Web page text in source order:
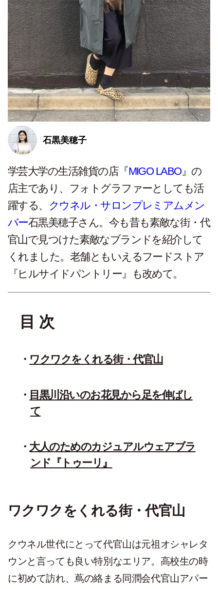
石黒美穂子
学芸大学の生活雑貨の店『MIGO LABO』の
店主であり、フォトグラファーとしても活
躍する、 クウネル・サロンプレミアムメン
バー石黒美穂子さん。今も昔も素敵な街・代
官山で見つけた素敵なブランドを紹介して
くれました。老舗ともいえるフードストア
『ヒルサイドパントリー』も改めて。
目 次
ワクワクをくれる街・代官山
目黒川沿いのお花見から足を伸ばし
て
大人のためのカジュアルウェアブラ
ンド『トゥーリ』
ワクワクをくれる街・代官山
クウネル世代にとって代官山は元祖オシャレタ
ウンと言っても良い特別なエリア。高校生の時
に初めて訪れ、蔦の絡まる同潤会代官山アパー